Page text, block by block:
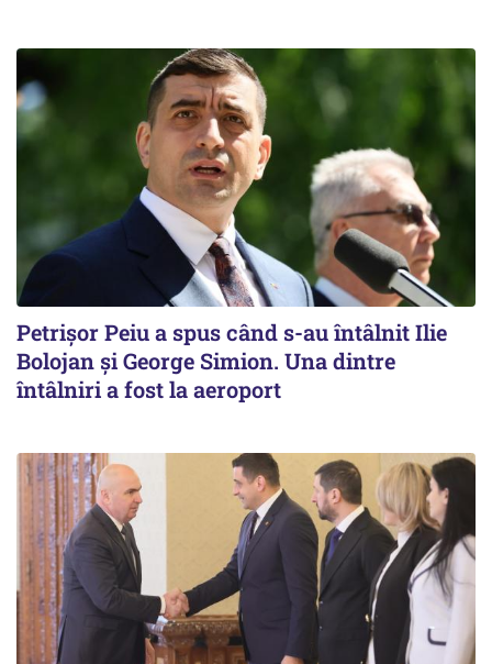
Petrişor Peiu a spus când s-au întâlnit Ilie
Bolojan şi George Simion. Una dintre
întâlniri a fost la aeroport